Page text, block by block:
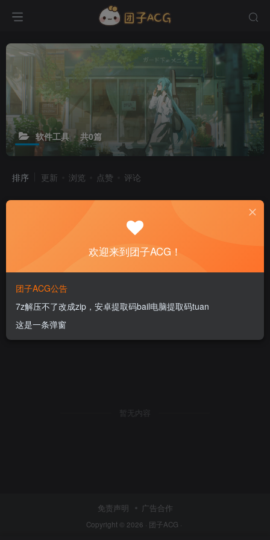
软件工具 共0篇
排序 更新 浏览 点赞 评论
暂无内容
免责声明 广告合作
Copyright © 2026 · 团子ACG ·
欢迎来到团子ACG！
团子ACG公告
7z解压不了改成zip，安卓提取码bail电脑提取码tuan
这是一条弹窗